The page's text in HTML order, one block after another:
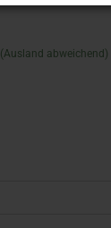
(Ausland abweichend)